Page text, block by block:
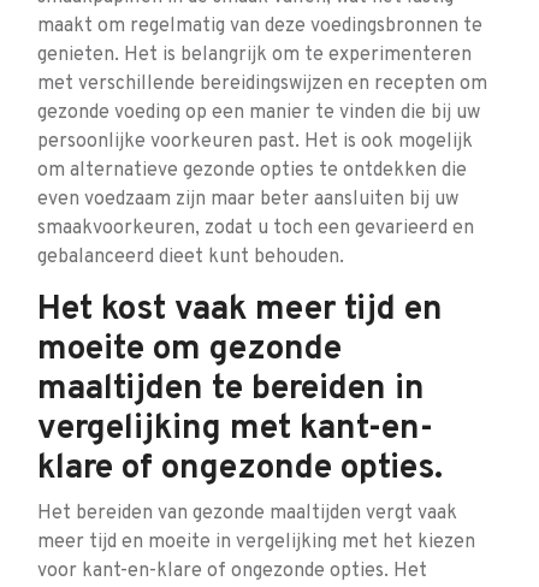
maakt om regelmatig van deze voedingsbronnen te
genieten. Het is belangrijk om te experimenteren
met verschillende bereidingswijzen en recepten om
gezonde voeding op een manier te vinden die bij uw
persoonlijke voorkeuren past. Het is ook mogelijk
om alternatieve gezonde opties te ontdekken die
even voedzaam zijn maar beter aansluiten bij uw
smaakvoorkeuren, zodat u toch een gevarieerd en
gebalanceerd dieet kunt behouden.
Het kost vaak meer tijd en
moeite om gezonde
maaltijden te bereiden in
vergelijking met kant-en-
klare of ongezonde opties.
Het bereiden van gezonde maaltijden vergt vaak
meer tijd en moeite in vergelijking met het kiezen
voor kant-en-klare of ongezonde opties. Het